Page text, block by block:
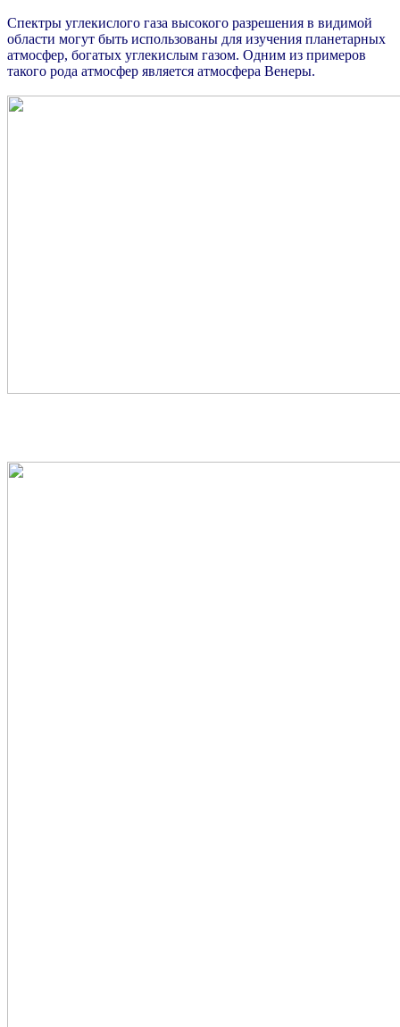
Спектры углекислого газа высокого разрешения в видимой
области могут быть использованы для изучения планетарных
атмосфер, богатых углекислым газом. Одним из примеров
такого рода атмосфер является атмосфера Венеры.